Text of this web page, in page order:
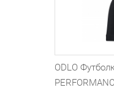
ODLO